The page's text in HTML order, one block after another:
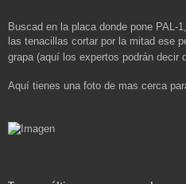
Buscad en la placa donde pone PAL-
las tenacillas cortar por la mitad ese
grapa (aquí los expertos podrán decir
Aquí tienes una foto de mas cerca